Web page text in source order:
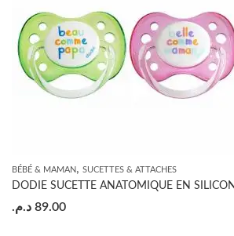
BÉBÉ & MAMAN, SUCETTES & ATTACHES
89.00 د.م.